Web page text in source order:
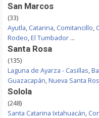
San Marcos
(33)
Ayutla, Catarina, Comitancillo,
Rodeo,El Tumbador ...
Santa Rosa
(135)
Laguna de Ayarza - Casillas,
Guazacapán,Nueva Santa
Solola
(248)
Santa Catarina Ixtahuacán,